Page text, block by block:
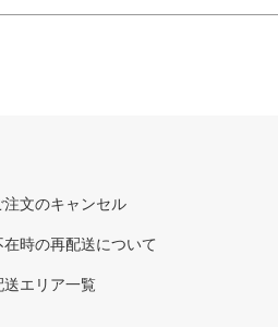
注文のキャンセル
在時の再配送について
送エリア一覧